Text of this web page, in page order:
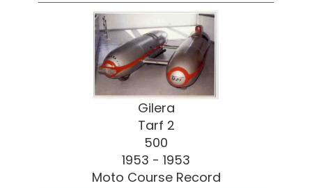
Gilera
Tarf 2
500
1953 - 1953
Moto Course Record